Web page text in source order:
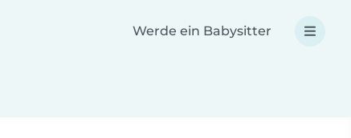
Werde ein Babysitter